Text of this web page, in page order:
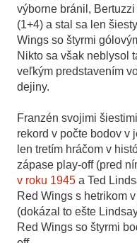
výborne bránil,
(1+4) a stal sa len
Wings so štyrmi
Nikto sa však neblysol
veľkým predstavením
dejiny.
Franzén svojimi
rekord v počte bodov v
len tretím hráčom v
zápase play-off (pred
v roku 1945 a Ted
Red Wings s hetrikom
(dokázal to ešte
Red Wings so štyrmi